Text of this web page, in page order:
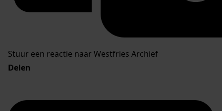
Stuur een reactie naar Westfries Archief
Delen